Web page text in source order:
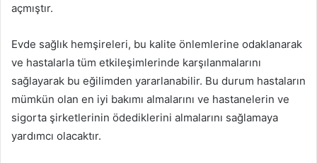
açmıştır.
Evde sağlık hemşireleri, bu kalite önlemlerine odaklanarak
ve hastalarla tüm etkileşimlerinde karşılanmalarını
sağlayarak bu eğilimden yararlanabilir. Bu durum hastaların
mümkün olan en iyi bakımı almalarını ve hastanelerin ve
sigorta şirketlerinin ödediklerini almalarını sağlamaya
yardımcı olacaktır.